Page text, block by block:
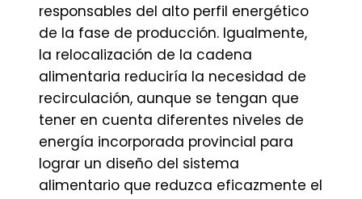
responsables del alto perfil energético
de la fase de producción. Igualmente,
la relocalización de la cadena
alimentaria reduciría la necesidad de
recirculación, aunque se tengan que
tener en cuenta diferentes niveles de
energía incorporada provincial para
lograr un diseño del sistema
alimentario que reduzca eficazmente el